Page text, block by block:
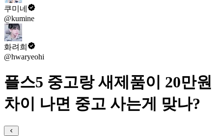
쿠미네
@kumine
화려희
@hwaryeohi
플스5 중고랑 새제품이 20만원
차이 나면 중고 사는게 맞나?